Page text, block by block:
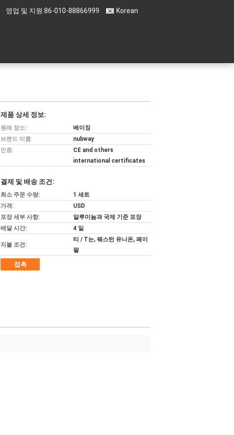
Korean
영업 및 지원:86-010-88866999
제품 상세 정보:
원래 장소:
베이징
브랜드 이름:
nubway
인증:
CE and others
international certificates
결제 및 배송 조건:
최소 주문 수량:
1 세트
가격:
USD
포장 세부 사항:
알루미늄과 국제 기준 포장
배달 시간:
4 일
지불 조건:
티 / T는, 웨스턴 유니온, 페이
팔
접촉